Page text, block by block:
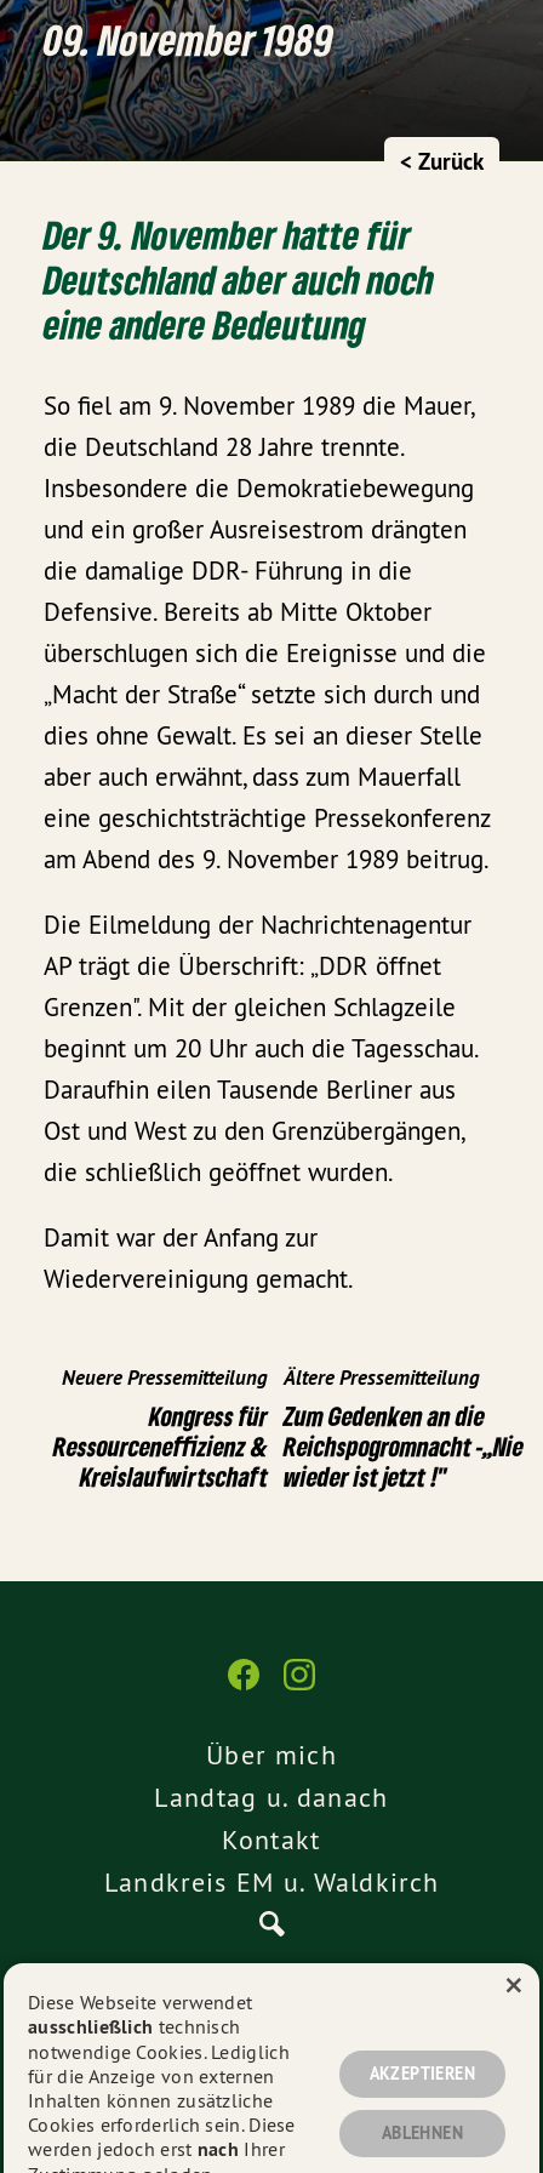
09. November 1989
< Zurück
Der 9. November hatte für
Deutschland aber auch noch
eine andere Bedeutung
So fiel am 9. November 1989 die Mauer,
die Deutschland 28 Jahre trennte.
Insbesondere die Demokratiebewegung
und ein großer Ausreisestrom drängten
die damalige DDR- Führung in die
Defensive. Bereits ab Mitte Oktober
überschlugen sich die Ereignisse und die
„Macht der Straße“ setzte sich durch und
dies ohne Gewalt. Es sei an dieser Stelle
aber auch erwähnt, dass zum Mauerfall
eine geschichtsträchtige Pressekonferenz
am Abend des 9. November 1989 beitrug.
Die Eilmeldung der Nachrichtenagentur
AP trägt die Überschrift: „DDR öffnet
Grenzen". Mit der gleichen Schlagzeile
beginnt um 20 Uhr auch die Tagesschau.
Daraufhin eilen Tausende Berliner aus
Ost und West zu den Grenzübergängen,
die schließlich geöffnet wurden.
Damit war der Anfang zur
Wiedervereinigung gemacht.
Neuere Pressemitteilung
Kongress für
Ressourceneffizienz &
Kreislaufwirtschaft
Ältere Pressemitteilung
Zum Gedenken an die
Reichspogromnacht -„Nie
wieder ist jetzt !"
Über mich
Landtag u. danach
Kontakt
Landkreis EM u. Waldkirch
Impressum
Datenschutz
© 2026 Alexander Schoch - Alle Rechte vorbehalten.
Diese Webseite verwendet
ausschließlich technisch
notwendige Cookies. Lediglich
für die Anzeige von externen
Inhalten können zusätzliche
Cookies erforderlich sein. Diese
werden jedoch erst nach Ihrer
AKZEPTIEREN
ABLEHNEN
×